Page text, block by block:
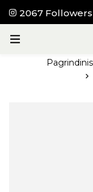
2067 Followers
paštomatus nuo
Pagrindinis